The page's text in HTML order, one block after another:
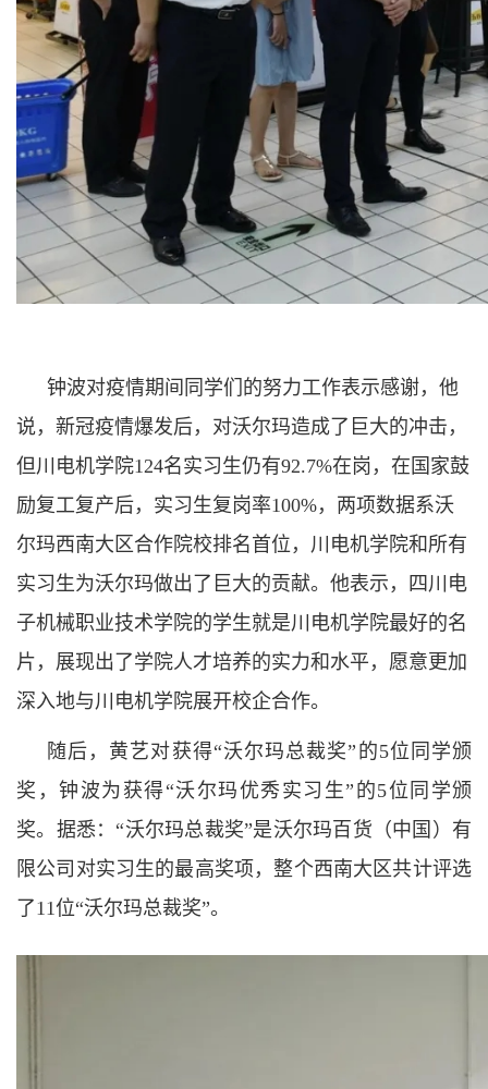
钟波对疫情期间同学们的努力工作表示感谢，他
说，新冠疫情爆发后，对沃尔玛造成了巨大的冲击，
但川电机学院124名实习生仍有92.7%在岗，在国家鼓
励复工复产后，实习生复岗率100%，两项数据系沃
尔玛西南大区合作院校排名首位，川电机学院和所有
实习生为沃尔玛做出了巨大的贡献。他表示，四川电
子机械职业技术学院的学生就是川电机学院最好的名
片，展现出了学院人才培养的实力和水平，愿意更加
深入地与川电机学院展开校企合作。
随后，黄艺对获得“沃尔玛总裁奖”的5位同学颁
奖，钟波为获得“沃尔玛优秀实习生”的5位同学颁
奖。据悉：“沃尔玛总裁奖”是沃尔玛百货（中国）有
限公司对实习生的最高奖项，整个西南大区共计评选
了11位“沃尔玛总裁奖”。